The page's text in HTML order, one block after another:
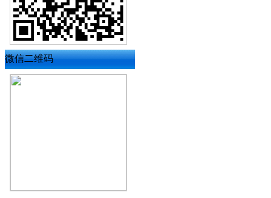
微信二维码